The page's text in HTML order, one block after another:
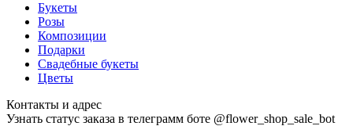
Букеты
Розы
Композиции
Подарки
Свадебные букеты
Цветы
Контакты и адрес
Узнать статус заказа в телеграмм боте @flower_shop_sale_bot